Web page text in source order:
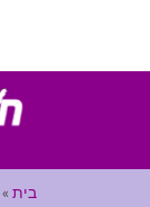
בית »